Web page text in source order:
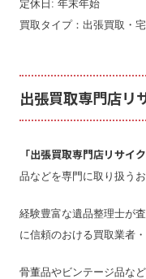
定休日: 年末年始
買取タイプ：出張買取・
出張買取専門店リ
「出張買取専門店リサ
品などを専門に取り扱うお
経験豊富な遺品整理士が
に信頼のおける買取業者
骨董品やビンテージ品な